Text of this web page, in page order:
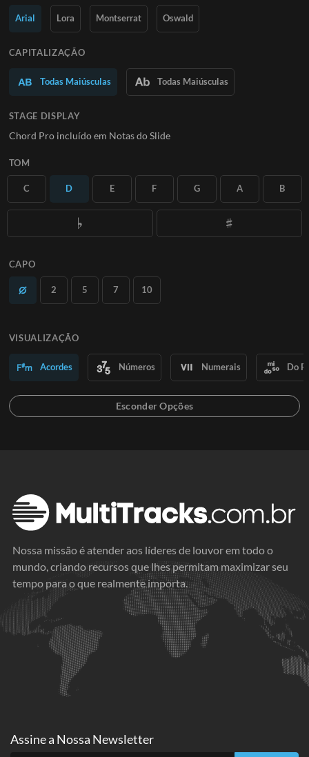
Saiba Mais
Arial Lora Montserrat Oswald
CAPITALIZAÇÃO
Todas Maiúsculas Todas Maiúsculas
STAGE DISPLAY
Chord Pro incluído em Notas do Slide
TOM
C D E F G A B
CAPO
2 5 7 10
VISUALIZAÇÃO
Acordes Números Numerais Do
Nossa missão é atender aos líderes de louvor em todo o
mundo, criando recursos que lhes permitam maximizar seu
tempo para o que realmente importa.
Assine a Nossa Newsletter